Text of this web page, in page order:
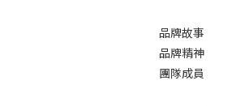
品牌故事
品牌精神
團隊成員